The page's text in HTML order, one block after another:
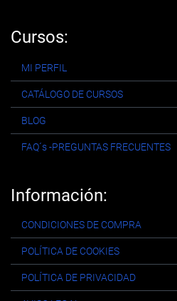
Cursos:
MI PERFIL
CATÁLOGO DE CURSOS
BLOG
FAQ´s -PREGUNTAS FRECUENTES
Información:
CONDICIONES DE COMPRA
POLÍTICA DE COOKIES
POLÍTICA DE PRIVACIDAD